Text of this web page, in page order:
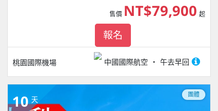
桃園國際機場 中國國際航空 午去早回
售價 NT$79,900 起
報名
10 天
團體